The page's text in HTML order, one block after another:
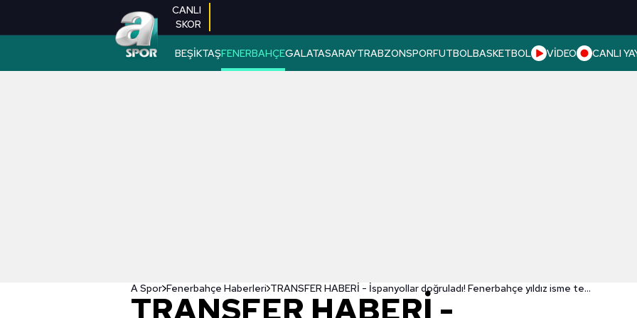
CANLI
SKOR
BEŞİKTAŞFENERBAHÇEGALATASARAYTRABZONSPORFUTBOLBASKETBOL VİDEO CANLI
A Spor Fenerbahçe Haberleri TRANSFER HABERİ - İspanyollar doğruladı! Fenerbahçe yıldız isme teklif yaptı
TRANSFER HABERİ -